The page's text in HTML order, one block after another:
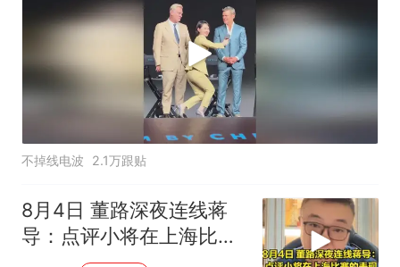
不掉线电波 2.1万跟贴
8月4日 董路深夜连线蒋
导：点评小将在上海比赛
的表现，听听看